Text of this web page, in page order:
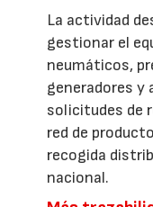
La actividad
gestionar el
neumáticos,
generadores y
solicitudes de
red de
recogida
nacional.